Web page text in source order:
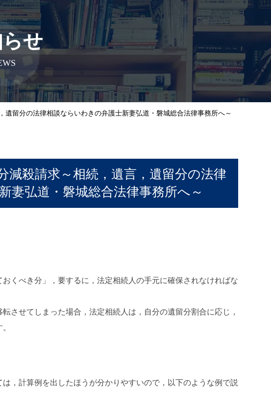
せ
留分の法律相談ならいわきの弁護士新妻弘道・磐城総合法律事務所へ～
減殺請求～相続，遺言，遺留分の法律
妻弘道・磐城総合法律事務所へ～
くべき分」，要するに，法定相続人の手元に確保されなければな
させてしまった場合，法定相続人は，自分の遺留分割合に応じ，
，計算例を出したほうが分かりやすいので，以下のような例で説